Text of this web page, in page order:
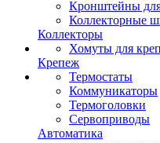
Кронштейны для
Коллекторные
Коллекторы
Хомуты для
Крепеж
Термостаты
Коммуникаторы
Термоголовки
Сервоприводы
Автоматика